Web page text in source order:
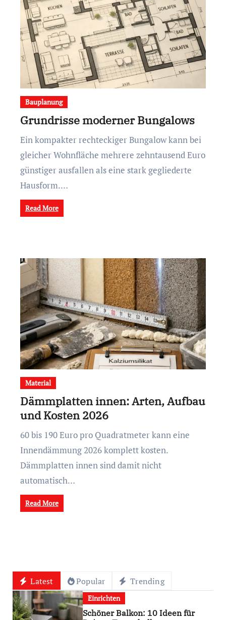
Bauplanung
Grundrisse moderner Bungalows
Ein kompakter rechteckiger Bungalow kann bei
gleicher Wohnfläche mehrere zehntausend Euro
günstiger ausfallen als eine stark gegliederte
Hausform.…
Read More
Material
Dämmplatten innen: Arten, Aufbau
und Kosten 2026
60 bis 190 Euro pro Quadratmeter kann eine
Innendämmung 2026 komplett kosten.
Dämmplatten innen sind damit nicht
automatisch…
Read More
Latest Popular Trending
Einrichten
Schöner Balkon: 10 Ideen für